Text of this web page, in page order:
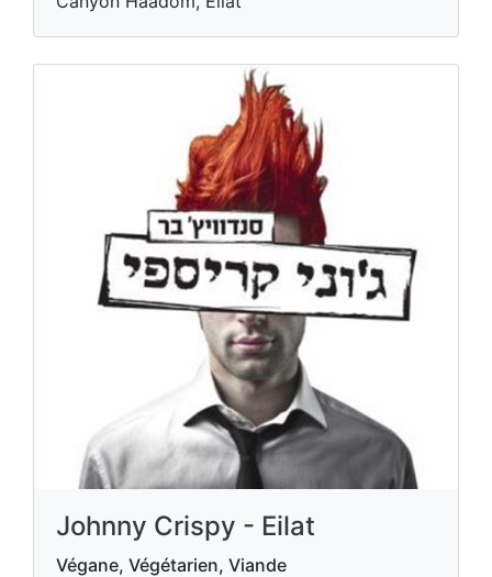
Johnny Crispy - Eilat
Végane, Végétarien, Viande